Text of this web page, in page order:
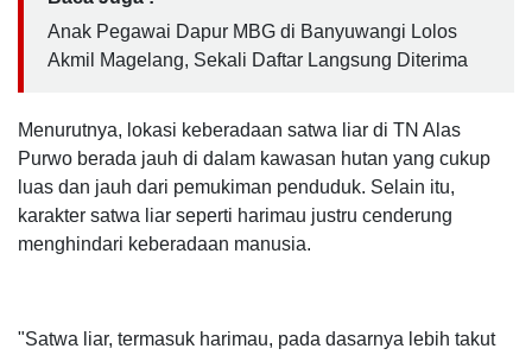
Anak Pegawai Dapur MBG di Banyuwangi Lolos
Akmil Magelang, Sekali Daftar Langsung Diterima
Menurutnya, lokasi keberadaan satwa liar di TN Alas
Purwo berada jauh di dalam kawasan hutan yang cukup
luas dan jauh dari pemukiman penduduk. Selain itu,
karakter satwa liar seperti harimau justru cenderung
menghindari keberadaan manusia.
"Satwa liar, termasuk harimau, pada dasarnya lebih takut